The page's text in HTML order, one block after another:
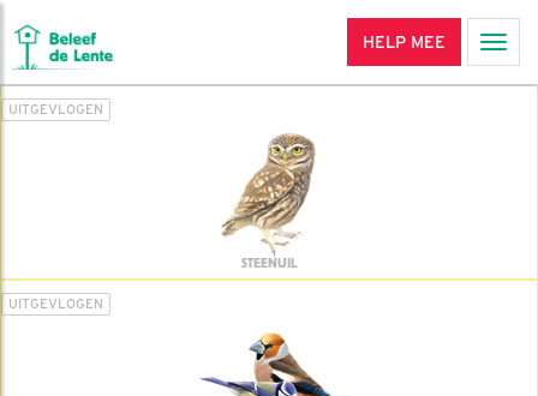
HELP MEE
UITGEVLOGEN
STEENUIL
UITGEVLOGEN